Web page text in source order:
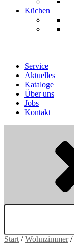
Küchen
Service
Aktuelles
Kataloge
Über uns
Jobs
Kontakt
Suchen
Start /Wohnzimmer/